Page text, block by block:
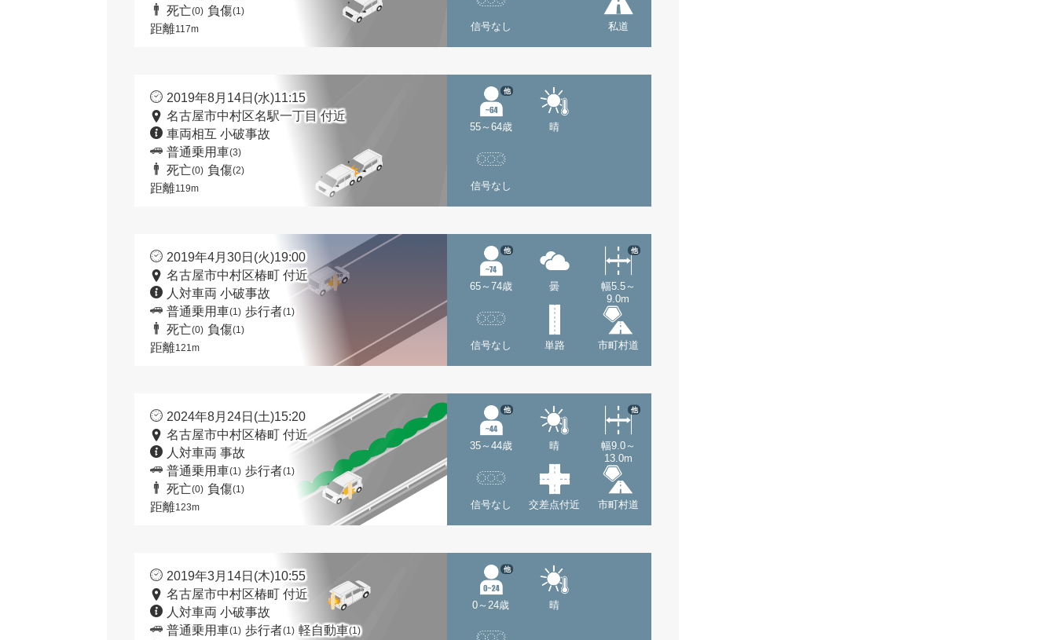
死亡(0) 負傷(1)
距離117m 信号なし 私道
2019年8月14日(水)11:15
名古屋市中村区名駅一丁目 付近
車両相互 小破事故
普通乗用車(3)
死亡(0) 負傷(2)
距離119m
55～64歳
他
晴
信号なし
2019年4月30日(火)19:00
名古屋市中村区椿町 付近
人対車両 小破事故
普通乗用車(1) 歩行者(1)
死亡(0) 負傷(1)
距離121m
65～74歳
他
曇
幅5.5～
9.0m
他
信号なし 単路 市町村道
2024年8月24日(土)15:20
名古屋市中村区椿町 付近
人対車両 事故
普通乗用車(1) 歩行者(1)
死亡(0) 負傷(1)
距離123m
35～44歳
他
晴
幅9.0～
13.0m
他
信号なし 交差点付近 市町村道
2019年3月14日(木)10:55
名古屋市中村区椿町 付近
人対車両 小破事故
普通乗用車(1) 歩行者(1) 軽自動車(1)
0～24歳
他
晴